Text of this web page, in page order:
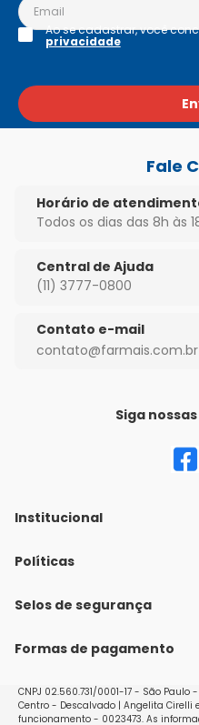
Ao se cadastrar, você
privacidade
Fale
Horário de
Todos os dias das 8h às
Central de Ajuda
(11) 3777-0800
Contato e-mail
contato@farmais.com.br
Siga
Institucional
Quem Somos
Nossas lojas
Políticas
Política de Envio
Políticas de Trocas e
Selos de segurança
Formas de pagamento
CNPJ 02.560.731/0001-17 - São Paulo
Centro - Descalvado | Angelita Cirelli
funcionamento - 0023473. As